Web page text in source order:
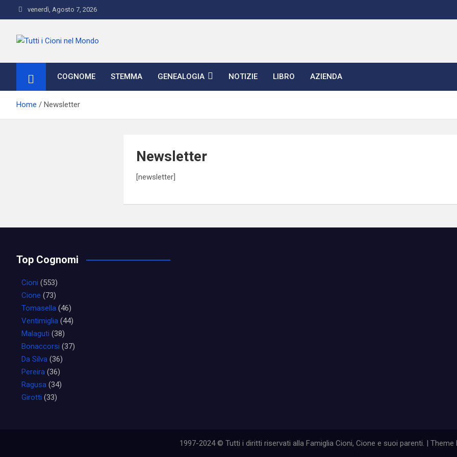
to
venerdì, Agosto 7, 2026
Tutti i Cioni nel Mondo
COGNOME STEMMA GENEALOGIA NOTIZIE LIBRO AZIENDA
Home Newsletter
Newsletter
[newsletter]
Top Cognomi
Cioni (553)
Cione (73)
Tomasella (46)
Ventimiglia (44)
Malaguti (38)
Bonaccorsi (37)
Da Silva (36)
Pereira (36)
Ragusa (34)
Girotti (33)
1997-2024 © Tutti i diritti riservati alla Famiglia Cioni, Cione e suoi parenti. | Theme